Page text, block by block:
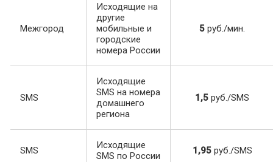
Межгород
Исходящие на
другие
мобильные и
городские
номера России
5 руб./мин.
SMS
Исходящие
SMS на номера
домашнего
региона
1,5 руб./SMS
SMS
Исходящие
SMS по России
1,95руб./SMS